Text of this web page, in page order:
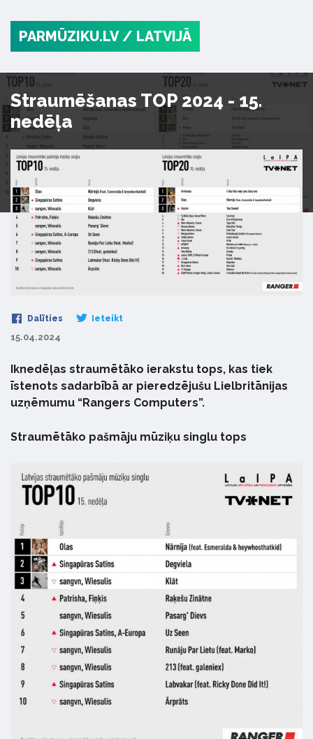
PARMŪZIKU.LV / LATVIJĀ
Straumēšanas TOP 2024 - 15.
nedēļa
Dalīties Ieteikt
15.04.2024
Iknedēļas straumētāko ierakstu tops, kas tiek
īstenots sadarbībā ar pieredzējušu Lielbritānijas
uzņēmumu “Rangers Computers”.
Straumētāko pašmāju mūziķu singlu tops